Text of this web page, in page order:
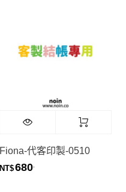
Fiona-代客印製-0510
NT$680